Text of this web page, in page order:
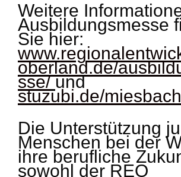
Weitere
Ausbildungsmesse
Sie hier:
oberland.de/
sse/ und
stuzubi.de/miesbach
Die Unterstützung
Menschen bei der
ihre berufliche
sowohl der REO